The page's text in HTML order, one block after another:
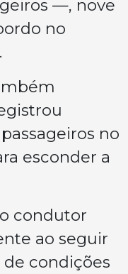
—, nove
no
no
esconder a
condutor
ao seguir
condições